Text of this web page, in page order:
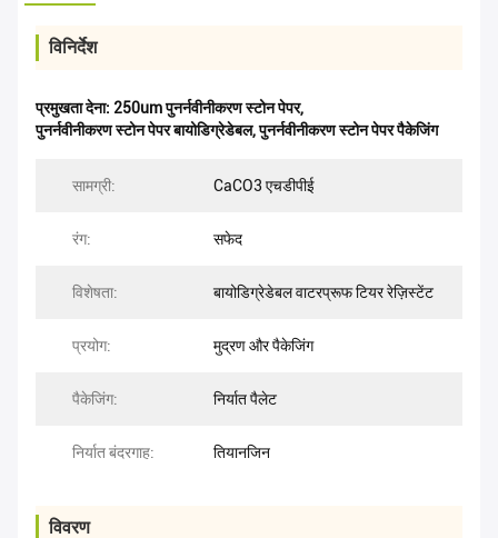
विनिर्देश
प्रमुखता देना: 250um पुनर्नवीनीकरण स्टोन पेपर,
पुनर्नवीनीकरण स्टोन पेपर बायोडिग्रेडेबल,पुनर्नवीनीकरण स्टोन पेपर पैकेजिंग
सामग्री: CaCO3 एचडीपीई
रंग: सफेद
विशेषता: बायोडिग्रेडेबल वाटरप्रूफ टियर रेज़िस्टेंट
प्रयोग: मुद्रण और पैकेजिंग
पैकेजिंग: निर्यात पैलेट
निर्यात बंदरगाह: तियानजिन
विवरण